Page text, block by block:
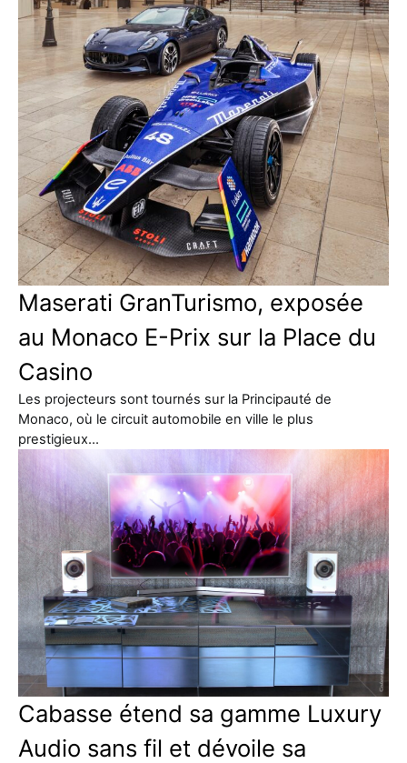
Maserati GranTurismo, exposée
au Monaco E-Prix sur la Place du
Casino
Les projecteurs sont tournés sur la Principauté de
Monaco, où le circuit automobile en ville le plus
prestigieux…
Cabasse étend sa gamme Luxury
Audio sans fil et dévoile sa